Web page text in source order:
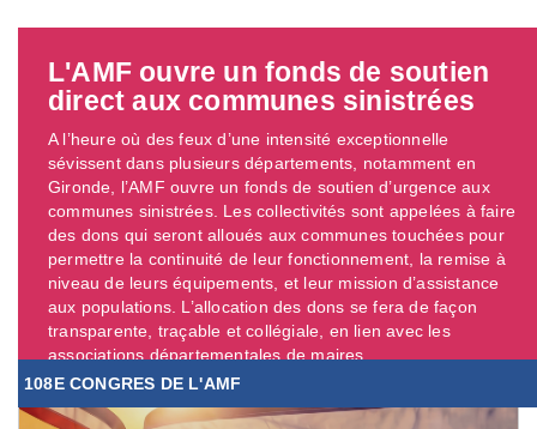
L'AMF ouvre un fonds de soutien
direct aux communes sinistrées
A l’heure où des feux d’une intensité exceptionnelle
sévissent dans plusieurs départements, notamment en
Gironde, l’AMF ouvre un fonds de soutien d’urgence aux
communes sinistrées. Les collectivités sont appelées à faire
des dons qui seront alloués aux communes touchées pour
permettre la continuité de leur fonctionnement, la remise à
niveau de leurs équipements, et leur mission d’assistance
aux populations. L’allocation des dons se fera de façon
transparente, traçable et collégiale, en lien avec les
associations départementales de maires. ...
108E CONGRES DE L'AMF